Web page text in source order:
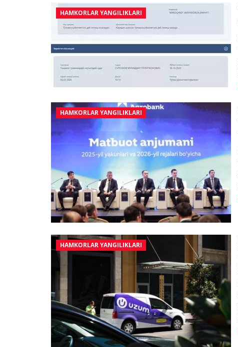
HAMKORLAR YANGILIKLARI
HAMKORLAR YANGILIKLARI
HAMKORLAR YANGILIKLARI